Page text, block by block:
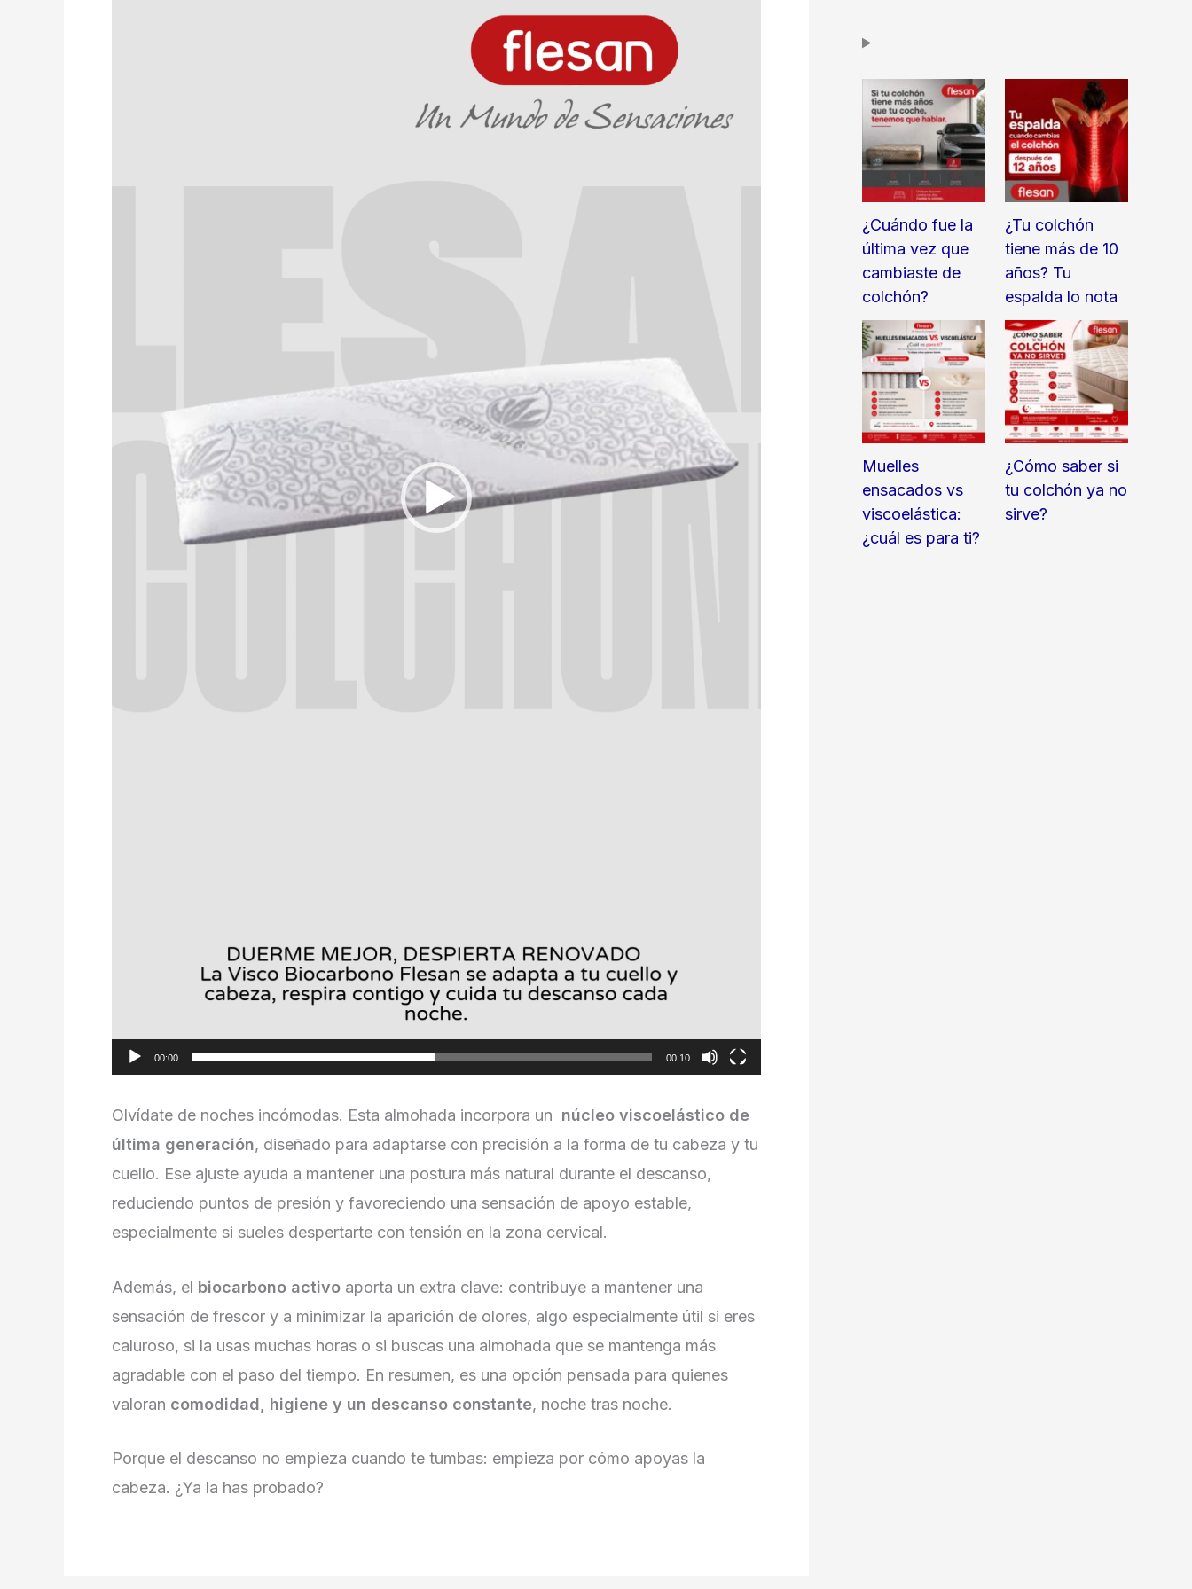
00:00 00:10
Olvídate de noches incómodas. Esta almohada incorpora un núcleo viscoelástico de
última generación, diseñado para adaptarse con precisión a la forma de tu cabeza y tu
cuello. Ese ajuste ayuda a mantener una postura más natural durante el descanso,
reduciendo puntos de presión y favoreciendo una sensación de apoyo estable,
especialmente si sueles despertarte con tensión en la zona cervical.
Además, el biocarbono activo aporta un extra clave: contribuye a mantener una
sensación de frescor y a minimizar la aparición de olores, algo especialmente útil si eres
caluroso, si la usas muchas horas o si buscas una almohada que se mantenga más
agradable con el paso del tiempo. En resumen, es una opción pensada para quienes
valoran comodidad, higiene y un descanso constante, noche tras noche.
Porque el descanso no empieza cuando te tumbas: empieza por cómo apoyas la
cabeza. ¿Ya la has probado?
¿Cuándo fue la
última vez que
cambiaste de
colchón?
¿Tu colchón
tiene más de 10
años? Tu
espalda lo nota
Muelles
ensacados vs
viscoelástica:
¿cuál es para ti?
¿Cómo saber si
tu colchón ya no
sirve?